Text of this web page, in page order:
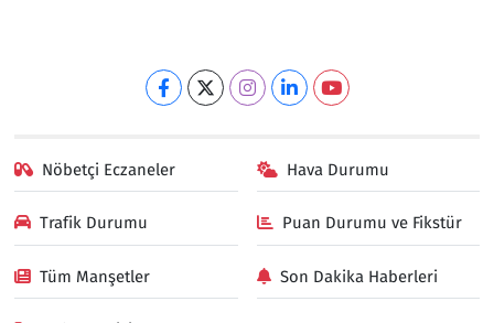
Nöbetçi Eczaneler Hava Durumu
Trafik Durumu Puan Durumu ve Fikstür
Tüm Manşetler Son Dakika Haberleri